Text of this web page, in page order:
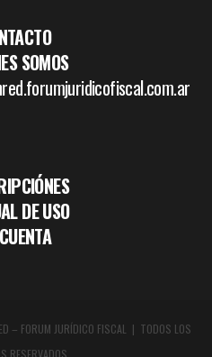
SOMOS
DE USO
– FORUM JURÍDICO FISCAL | TODOS LOS
RESERVADOS.